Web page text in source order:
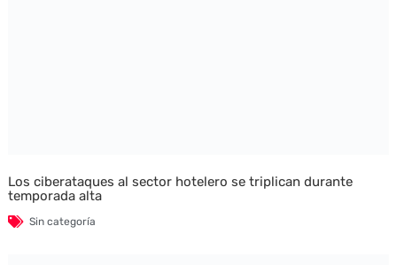
Los ciberataques al sector hotelero se triplican durante
temporada alta
Sin categoría